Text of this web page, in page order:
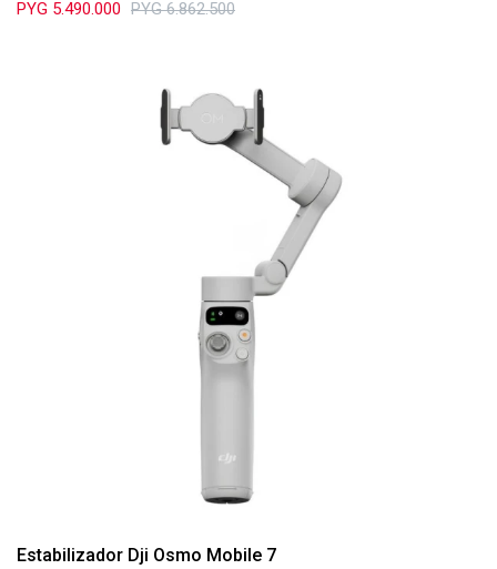
PYG 5.490.000 PYG 6.862.500
Estabilizador Dji Osmo Mobile 7